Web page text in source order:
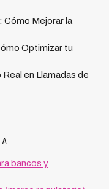
en un 70%,
de métodos
Cómo Mejorar la
Optimizar tu
en Llamadas de
bancos y